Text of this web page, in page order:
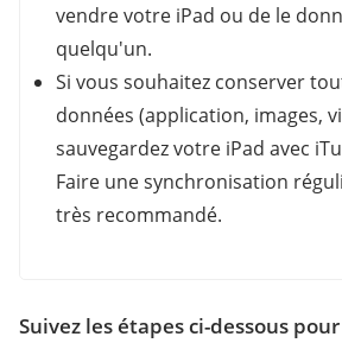
vendre votre iPad ou de le
quelqu'un.
Si vous souhaitez conserver
données (application, images,
sauvegardez votre iPad avec
Faire une synchronisation
très recommandé.
Suivez les étapes ci-dessous